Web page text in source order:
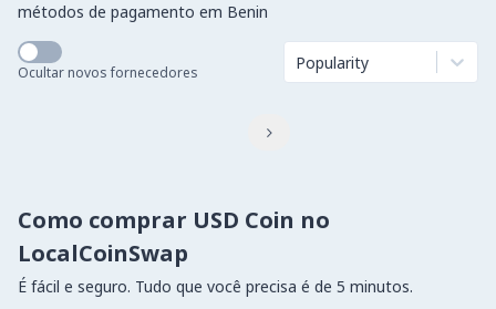
métodos de pagamento em Benin
Ocultar novos fornecedores Popularity

Como comprar USD Coin no
LocalCoinSwap
É fácil e seguro. Tudo que você precisa é de 5 minutos.